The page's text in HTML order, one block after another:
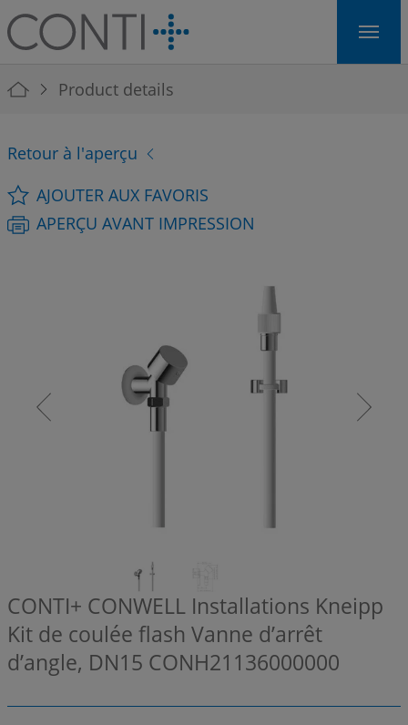
Skip to main navigation
Skip to main content
Skip to page footer
You are here:
Product details
Retour à l'aperçu
AJOUTER AUX FAVORIS
APERÇU AVANT IMPRESSION
CONTI+ CONWELL Installations Kneipp
Kit de coulée flash Vanne d’arrêt
d’angle, DN15 CONH21136000000